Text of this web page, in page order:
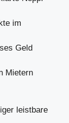
im
Geld
Mietern
leistbare